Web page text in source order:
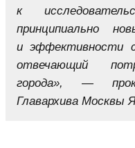
к
принципиально
и эффективности
отвечающий
города», —
Главархива Москвы